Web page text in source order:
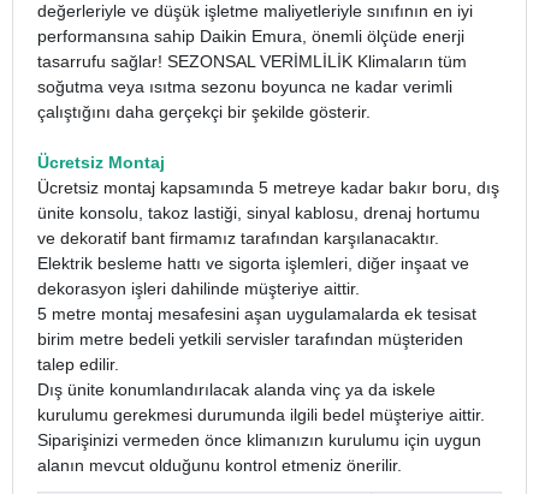
değerleriyle ve düşük işletme maliyetleriyle sınıfının en iyi
performansına sahip Daikin Emura, önemli ölçüde enerji
tasarrufu sağlar! SEZONSAL VERİMLİLİK Klimaların tüm
soğutma veya ısıtma sezonu boyunca ne kadar verimli
çalıştığını daha gerçekçi bir şekilde gösterir.
Ücretsiz Montaj
Ücretsiz montaj kapsamında 5 metreye kadar bakır boru, dış
ünite konsolu, takoz lastiği, sinyal kablosu, drenaj hortumu
ve dekoratif bant firmamız tarafından karşılanacaktır.
Elektrik besleme hattı ve sigorta işlemleri, diğer inşaat ve
dekorasyon işleri dahilinde müşteriye aittir.
5 metre montaj mesafesini aşan uygulamalarda ek tesisat
birim metre bedeli yetkili servisler tarafından müşteriden
talep edilir.
Dış ünite konumlandırılacak alanda vinç ya da iskele
kurulumu gerekmesi durumunda ilgili bedel müşteriye aittir.
Siparişinizi vermeden önce klimanızın kurulumu için uygun
alanın mevcut olduğunu kontrol etmeniz önerilir.